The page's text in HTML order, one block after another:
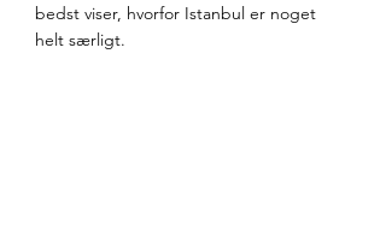
bedst viser, hvorfor Istanbul er noget
helt særligt.